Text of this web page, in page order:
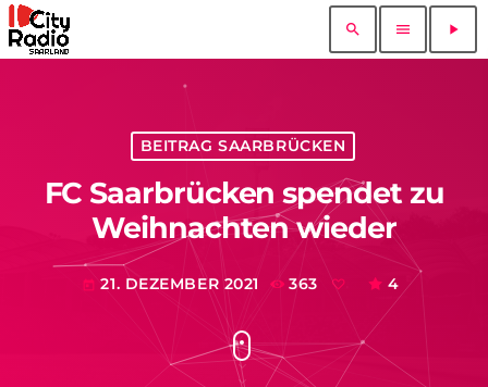
search menu play_arrow
BEITRAG SAARBRÜCKEN
FC Saarbrücken spendet zu
Weihnachten wieder
today 21. DEZEMBER 2021 363 4